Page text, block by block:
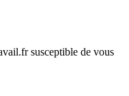
susceptible de vous